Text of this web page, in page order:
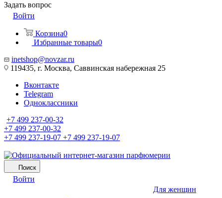
Задать вопрос
Войти
Корзина0
Избранные товары0
inetshop@novzar.ru
119435, г. Москва, Саввинская набережная 25
Вконтакте
Telegram
Одноклассники
+7 499 237-00-32
+7 499 237-00-32
+7 499 237-19-07 +7 499 237-19-07
Поиск
Войти
Для женщин